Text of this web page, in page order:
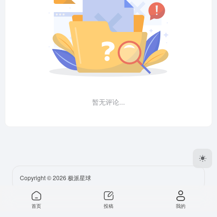
暂无评论...
Copyright © 2026 极派星球
首页 投稿 我的